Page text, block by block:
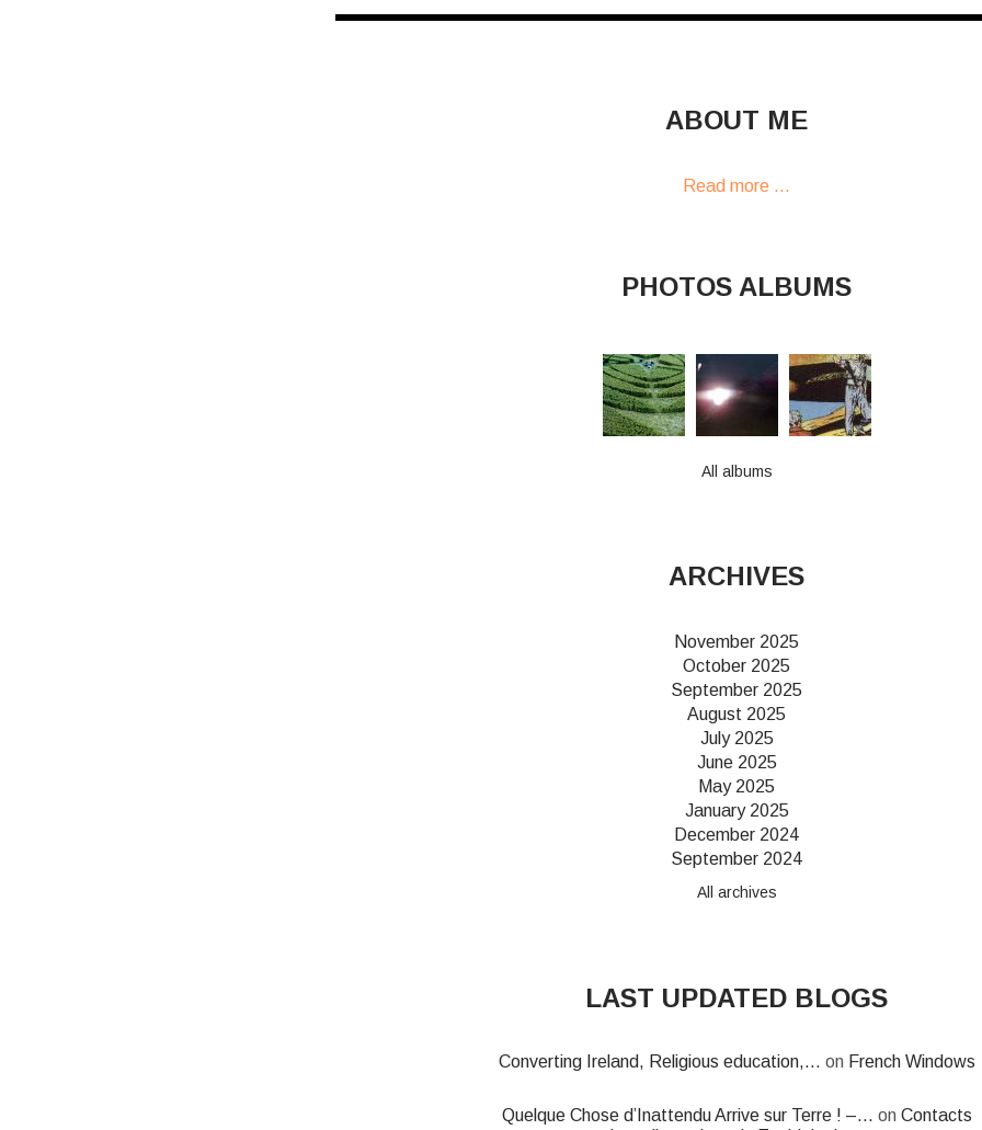
ABOUT ME
Read more ...
PHOTOS ALBUMS
All albums
ARCHIVES
November 2025
October 2025
September 2025
August 2025
July 2025
June 2025
May 2025
January 2025
December 2024
September 2024
All archives
LAST UPDATED BLOGS
Converting Ireland, Religious education,... on French Windows
Quelque Chose d’Inattendu Arrive sur Terre ! –... on Contacts